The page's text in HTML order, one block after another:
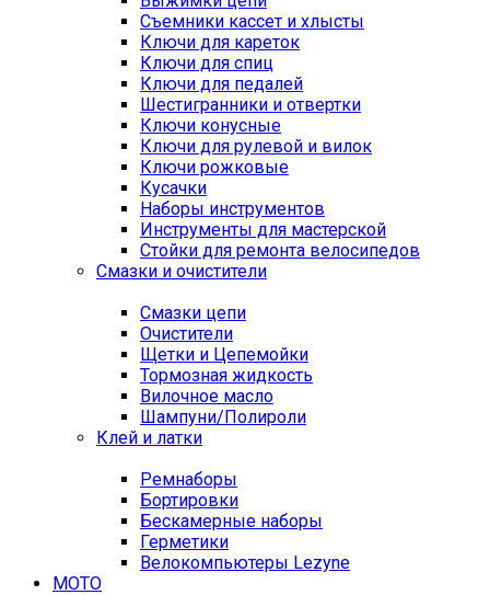
Съемники кассет и хлысты
Ключи для кареток
Ключи для спиц
Ключи для педалей
Шестигранники и отвертки
Ключи конусные
Ключи для рулевой и вилок
Ключи рожковые
Кусачки
Наборы инструментов
Инструменты для мастерской
Стойки для ремонта велосипедов
Смазки и очистители
Смазки цепи
Очистители
Щетки и Цепемойки
Тормозная жидкость
Вилочное масло
Шампуни/Полироли
Клей и латки
Ремнаборы
Бортировки
Бескамерные наборы
Герметики
Велокомпьютеры Lezyne
МОТО